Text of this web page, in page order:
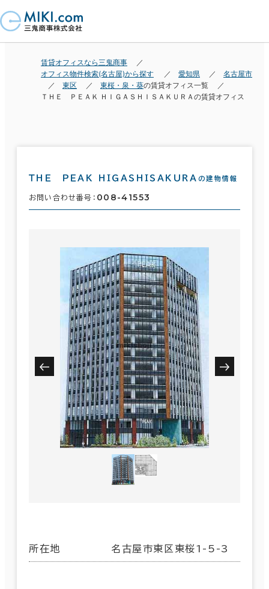
賃貸オフィスなら三鬼商事
オフィス物件検索(名古屋)から探す
愛知県
名古屋市
東区
東桜・泉・葵の賃貸オフィス一覧
ＴＨＥ ＰＥＡＫ ＨＩＧＡＳＨＩＳＡＫＵＲＡの賃貸オフィス
ＴＨＥ ＰＥＡＫ ＨＩＧＡＳＨＩＳＡＫＵＲＡ の建物情報
お問い合わせ番号： 008-41553
所在地 名古屋市東区東桜1-5-3